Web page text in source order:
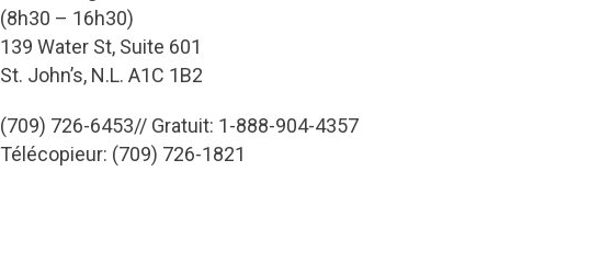
(8h30 – 16h30)
139 Water St, Suite 601
St. John’s, N.L. A1C 1B2
(709) 726-6453// Gratuit: 1-888-904-4357
Télécopieur: (709) 726-1821